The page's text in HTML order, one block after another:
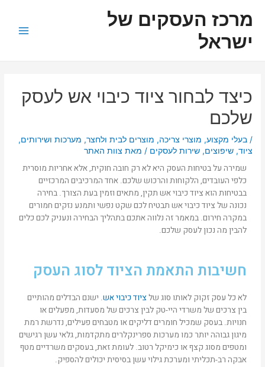
לתוכןמרכז העסקים של
ישראל
כיצד לבחור ציוד כיבוי אש לעסק
שלכם
/בעלי מקצוע, מוצרי צריכה, מוצרים לבית ולחצר, מערכות ושירותים,
ציוד,שיפוצים,שירות לעסקים / מאת צוות האתר
שמירה על בטיחות העסק היא לא רק חובה חוקית, אלא אחריות מוסרית
כלפי העובדים, הלקוחות והרכוש שלכם. אחד המרכיבים המרכזיים
בבטיחות הוא ציוד כיבוי אש תקין, מתאים וזמין בעת הצורך. בחירה
נכונה של ציוד כיבוי אש תבטיח לכם שקט נפשי ותמנע נזקים חמורים
במקרה חירום. במאמר זה נלווה אתכם בתהליך הבחירה ונעניק לכם כלים
להבין מה נכון לעסק שלכם.
חשיבות התאמת הציוד לסוג העסק
לא כל עסק זקוק לאותו סוג של ציוד כיבוי אש. ישנם הבדלים מהותיים
בין צרכים של משרדי היי-טק לבין צרכים של מסעדות, מפעלים או
חנויות. בעסק שמכיל חומרים דליקים או מטבחים פעילים, נדרשת רמת
מיגון גבוהה יותר כמו מערכות ספרינקלרים מתקדמות, גלאי עשן רגישים
ומטפים מסוג קצף או כימיקל רטוב. לעומת זאת, בעסקים משרדיים מטף
אבקה רב-תכליתי ומערכת גילוי עשן בסיסית יכולים להספיק.